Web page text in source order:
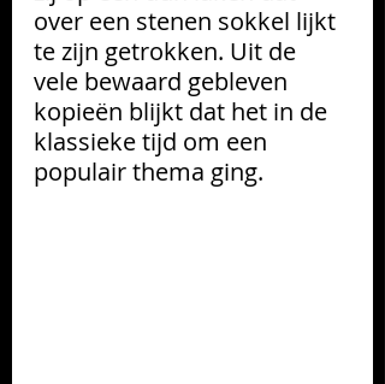
over een stenen sokkel lijkt
te zijn getrokken. Uit de
vele bewaard gebleven
kopieën blijkt dat het in de
klassieke tijd om een
populair thema ging.